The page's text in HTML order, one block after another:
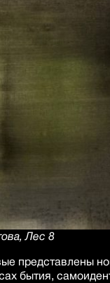
Лес 8
представлены
бытия,